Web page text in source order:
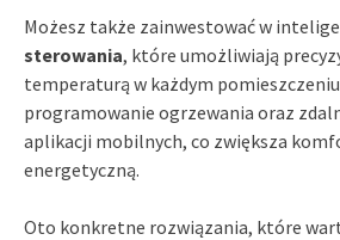
Możesz także zainwestować w
sterowania, które umożliwiają
temperaturą w każdym
programowanie ogrzewania oraz
aplikacji mobilnych, co zwiększa
energetyczną.
Oto konkretne rozwiązania, które